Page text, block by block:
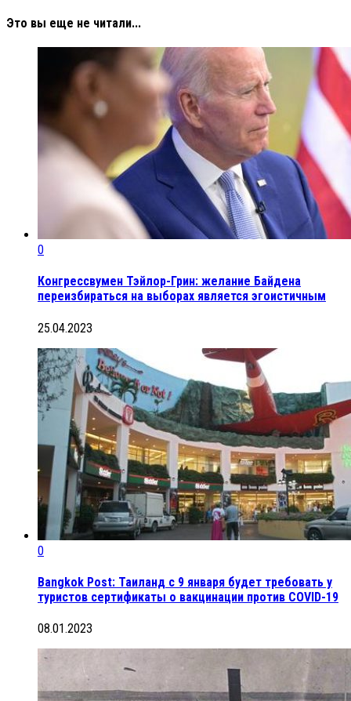
Это вы еще не читали...
0
Конгрессвумен Тэйлор-Грин: желание Байдена
переизбираться на выборах является эгоистичным
25.04.2023
0
Bangkok Post: Таиланд с 9 января будет требовать у
туристов сертификаты о вакцинации против COVID-19
08.01.2023